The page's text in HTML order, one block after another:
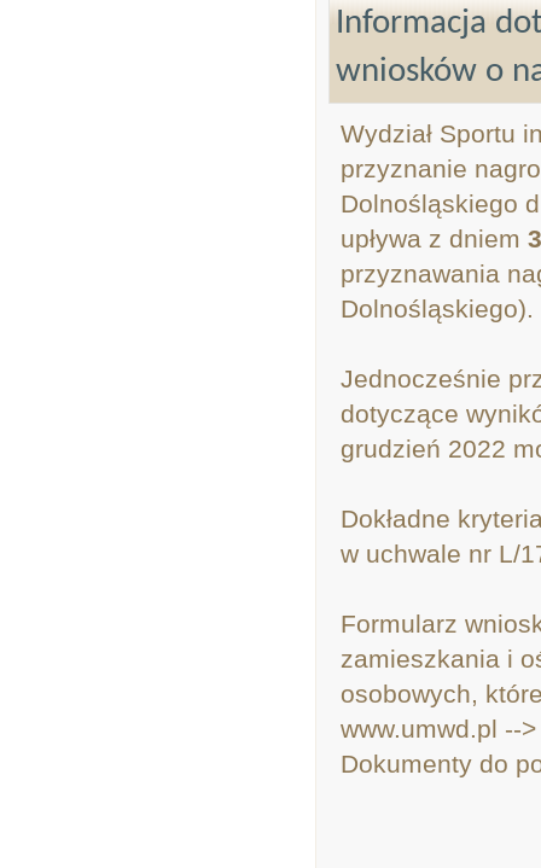
Informacja
wniosków o
Wydział Sportu
przyznanie
Dolnośląskiego
upływa z dniem
przyznawania
Dolnośląskiego).
Jednocześnie
dotyczące
grudzień 2022
Dokładne
w uchwale nr L/
Formularz
zamieszkania i
osobowych,
www.umwd.pl --
Dokumenty do